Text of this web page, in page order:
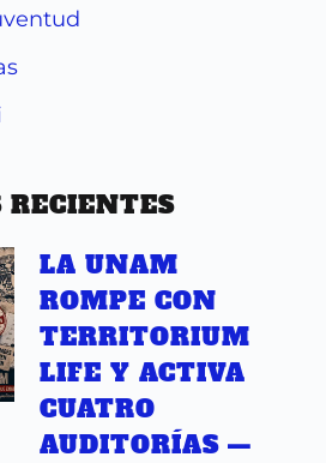
LA UNAM
ROMPE CON
TERRITORIUM
LIFE Y ACTIVA
CUATRO
AUDITORÍAS —